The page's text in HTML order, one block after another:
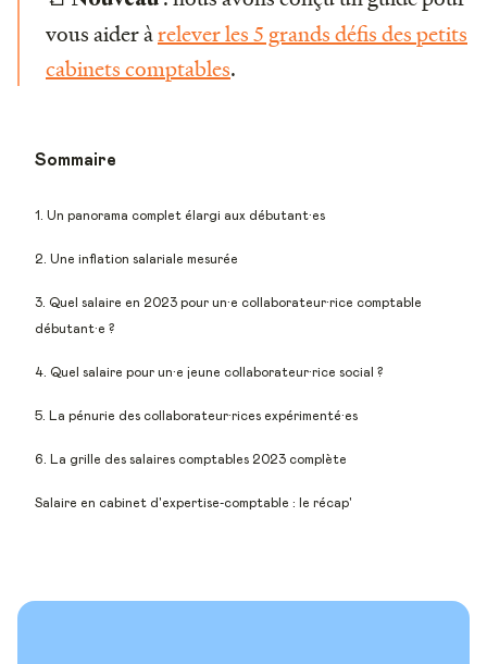
vous aider àrelever les 5 grands défis des petits
cabinets comptables.
Sommaire
1. Un panorama complet élargi aux débutant·es
2. Une inflation salariale mesurée
3. Quel salaire en 2023 pour un·e collaborateur·rice comptable
débutant·e ?
4. Quel salaire pour un·e jeune collaborateur·rice social ?
5. La pénurie des collaborateur·rices expérimenté·es
6. La grille des salaires comptables 2023 complète
Salaire en cabinet d'expertise-comptable : le récap'